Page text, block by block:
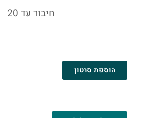
חיבור עד 20
הוספת סרטון